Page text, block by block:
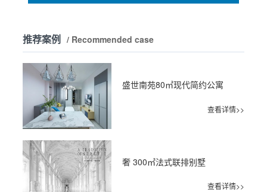
推荐案例 / Recommended case
盛世南苑80㎡现代简约公寓
查看详情>>
奢 300㎡法式联排别墅
查看详情>>